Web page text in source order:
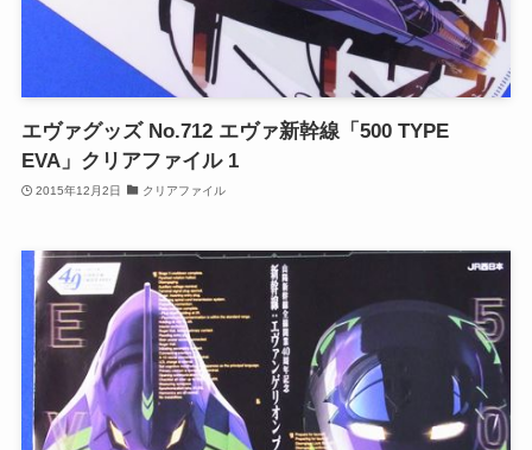
エヴァグッズ No.712 エヴァ新幹線「500 TYPE
EVA」クリアファイル 1
2015年12月2日 クリアファイル